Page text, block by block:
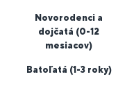
Novorodenci a
dojčatá (0-12
mesiacov)
Batoľatá (1-3 roky)